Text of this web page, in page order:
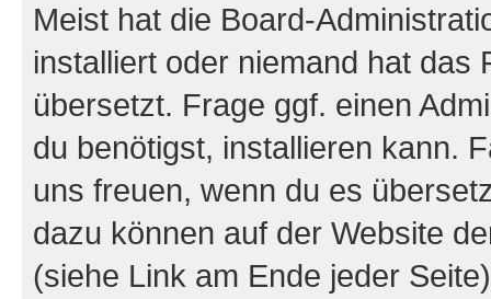
Meist hat die Board-
installiert oder niemand hat das
übersetzt. Frage ggf. einen
du benötigst, installieren kann.
uns freuen, wenn du es
dazu können auf der Website
(siehe Link am Ende jeder